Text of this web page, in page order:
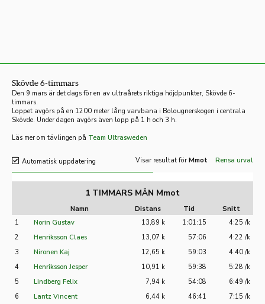
Skövde 6-timmars
Den 9 mars är det dags för en av ultraårets riktiga höjdpunkter, Skövde 6-
timmars.
Loppet avgörs på en 1200 meter lång varvbana i Bolougnerskogen i centrala
Skövde. Under dagen avgörs även lopp på 1 h och 3 h.
Läs mer om tävlingen på Team Ultrasweden
Automatisk uppdatering Visar resultat för Mmot Rensa urval
1 TIMMARS MÄN Mmot
Namn Distans Tid
Snitt
1
Norin Gustav 13,89 k 1:01:15
4:25 /k
2
Henriksson Claes 13,07 k 57:06
4:22 /k
3
Nironen Kaj 12,65 k 59:03
4:40 /k
4
Henriksson Jesper 10,91 k 59:38
5:28 /k
5
Lindberg Felix 7,94 k 54:08
6:49 /k
6
Lantz Vincent 6,44 k 46:41 7:15 /k